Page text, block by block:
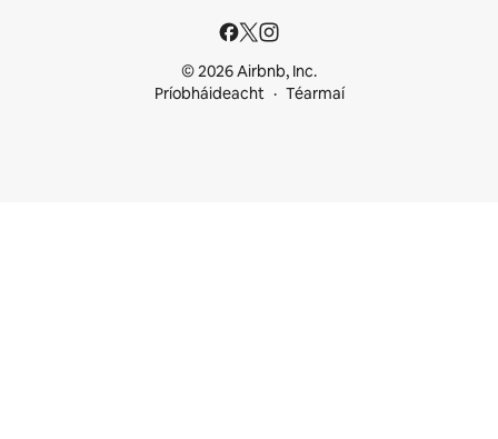
© 2026 Airbnb, Inc.
Príobháideacht
Téarmaí